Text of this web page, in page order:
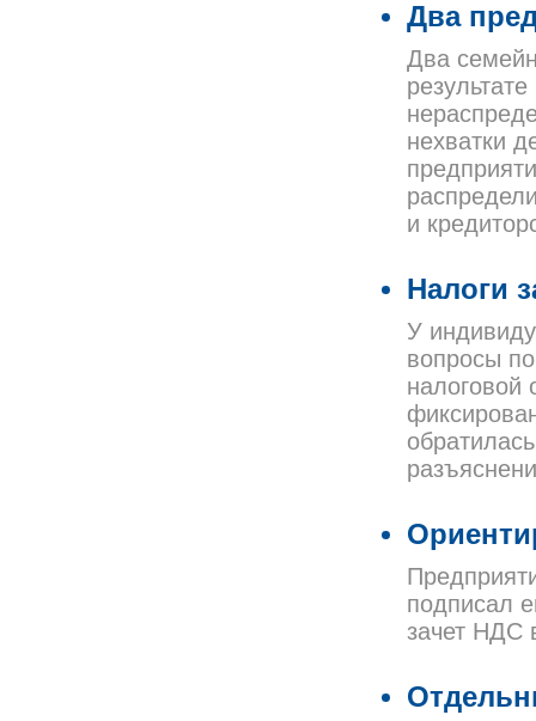
Два
Два
нехватки
и
Налоги
У
вопросы
налоговой
подписал
зачет НДС